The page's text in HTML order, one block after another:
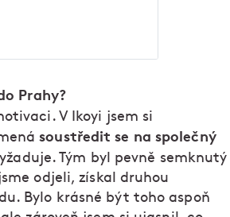
Prahy?
V Ikoyi jsem si
soustředit se na společný
Tým byl pevně semknutý
odjeli, získal druhou
Bylo krásné být toho aspoň